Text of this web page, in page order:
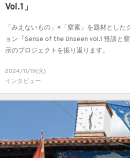
Vol.1」
「みえないもの」×「窒素」を題材とし
ョン『Sense of the Unseen vol.1 怪談と
示のプロジェクトを振り返ります。
2024/11/19(火)
インタビュー